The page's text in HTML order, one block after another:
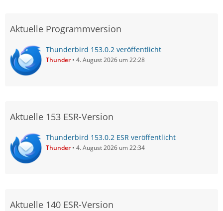
Aktuelle Programmversion
Thunderbird 153.0.2 veröffentlicht
Thunder 4. August 2026 um 22:28
Aktuelle 153 ESR-Version
Thunderbird 153.0.2 ESR veröffentlicht
Thunder 4. August 2026 um 22:34
Aktuelle 140 ESR-Version